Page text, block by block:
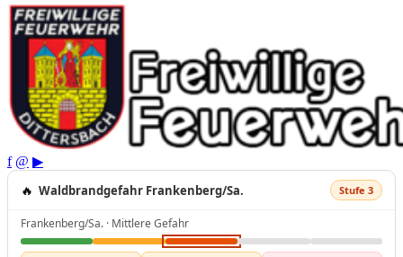
f @ ▶
🔥 Waldbrandgefahr Frankenberg/Sa. Stufe 3
Frankenberg/Sa. · Mittlere Gefahr